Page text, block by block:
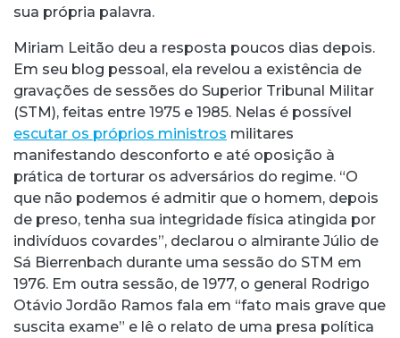
sua própria palavra.
Miriam Leitão deu a resposta poucos dias depois.
Em seu blog pessoal, ela revelou a existência de
gravações de sessões do Superior Tribunal Militar
(STM), feitas entre 1975 e 1985. Nelas é possível
escutar os próprios ministros militares
manifestando desconforto e até oposição à
prática de torturar os adversários do regime. “O
que não podemos é admitir que o homem, depois
de preso, tenha sua integridade física atingida por
indivíduos covardes”, declarou o almirante Júlio de
Sá Bierrenbach durante uma sessão do STM em
1976. Em outra sessão, de 1977, o general Rodrigo
Otávio Jordão Ramos fala em “fato mais grave que
suscita exame” e lê o relato de uma presa política